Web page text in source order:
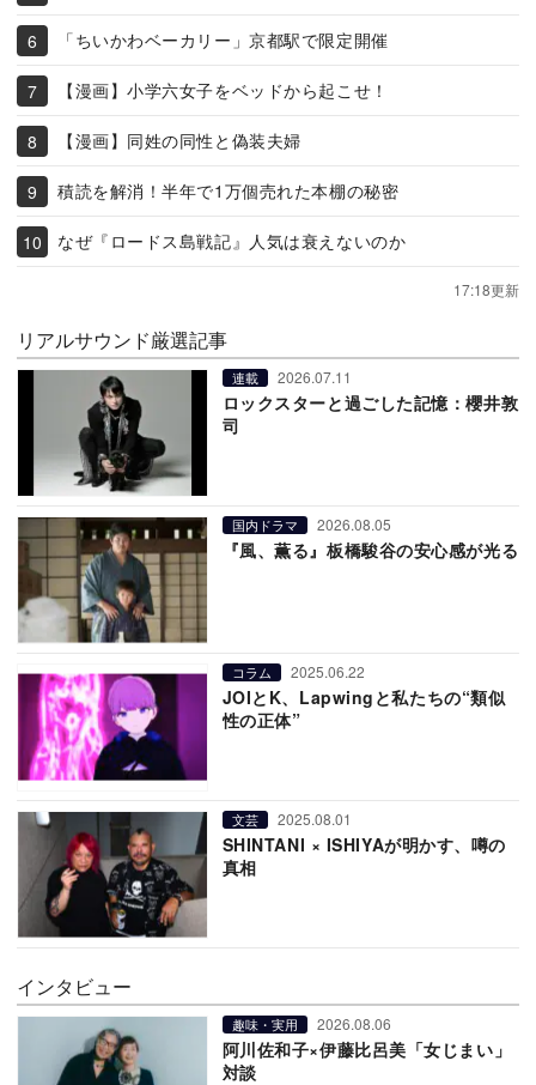
「ちいかわベーカリー」京都駅で限定開催
【漫画】小学六女子をベッドから起こせ！
【漫画】同姓の同性と偽装夫婦
積読を解消！半年で1万個売れた本棚の秘密
なぜ『ロードス島戦記』人気は衰えないのか
17:18更新
リアルサウンド厳選記事
連載 2026.07.11
ロックスターと過ごした記憶：櫻井敦
司
国内ドラマ 2026.08.05
『風、薫る』板橋駿谷の安心感が光る
コラム 2025.06.22
JOIとK、Lapwingと私たちの“類似
性の正体”
文芸 2025.08.01
SHINTANI × ISHIYAが明かす、噂の
真相
インタビュー
趣味・実用 2026.08.06
阿川佐和子×伊藤比呂美「女じまい」
対談